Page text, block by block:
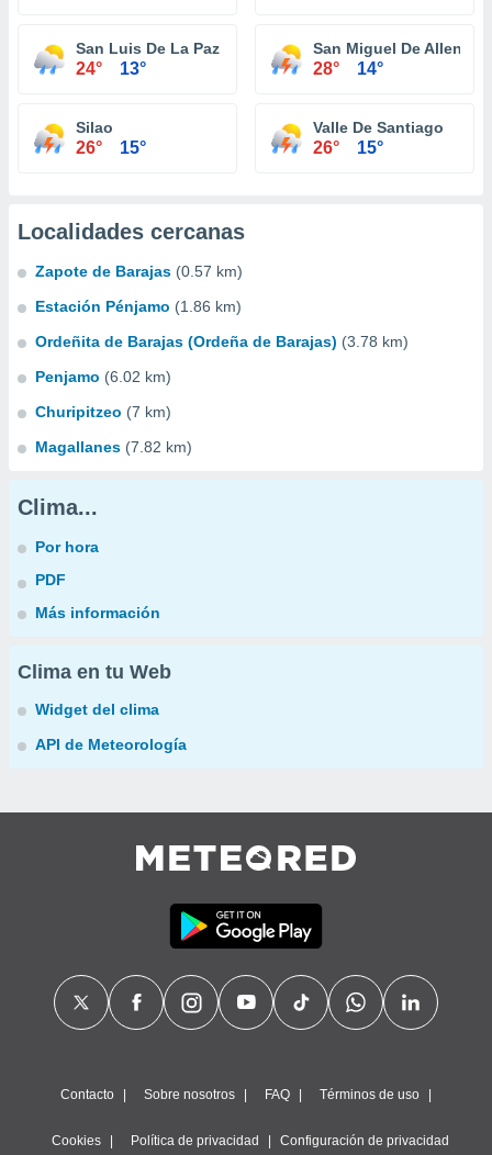
San Luis De La Paz
24° 13°
San Miguel De Allende
28° 14°
Silao
26° 15°
Valle De Santiago
26° 15°
Localidades cercanas
Zapote de Barajas (0.57 km)
Estación Pénjamo (1.86 km)
Ordeñita de Barajas (Ordeña de Barajas) (3.78 km)
Penjamo (6.02 km)
Churipitzeo (7 km)
Magallanes (7.82 km)
Clima...
Por hora
PDF
Más información
Clima en tu Web
Widget del clima
API de Meteorología
Contacto Sobre nosotros FAQ Términos de uso
Cookies Política de privacidad Configuración de privacidad